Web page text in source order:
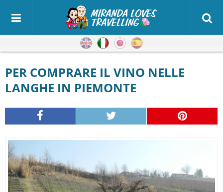
IngleseItalianoGiapponese
PER COMPRARE IL VINO NELLE
LANGHE IN PIEMONTE